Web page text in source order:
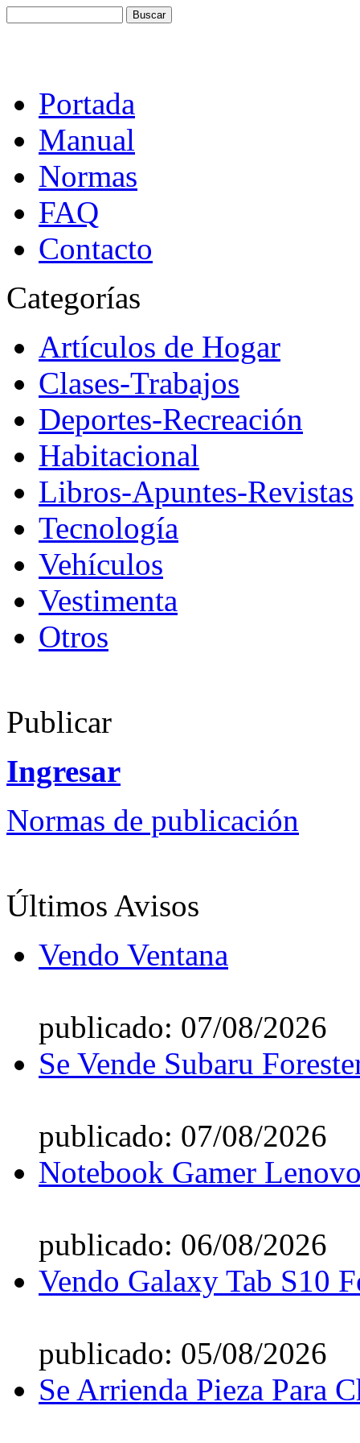
Portada
Manual
Normas
FAQ
Contacto
Categorías
Artículos de Hogar
Clases-Trabajos
Deportes-Recreación
Habitacional
Libros-Apuntes-Revistas
Tecnología
Vehículos
Vestimenta
Otros
Publicar
Ingresar
Normas de publicación
Últimos Avisos
Vendo Ventana
publicado: 07/08/2026
Se Vende Subaru
publicado: 07/08/2026
Notebook Gamer
publicado: 06/08/2026
Vendo Galaxy Tab S10
publicado: 05/08/2026
Se Arrienda Pieza Para